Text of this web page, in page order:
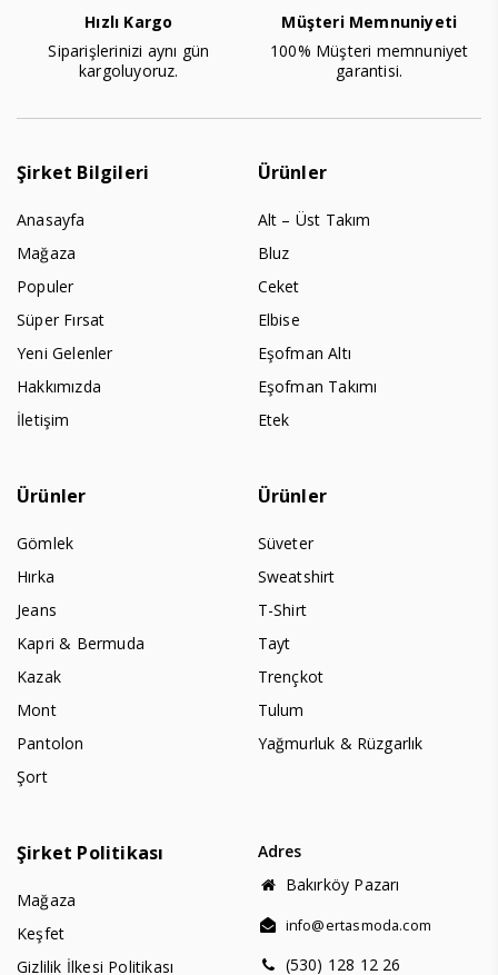
Hızlı Kargo
Siparişlerinizi aynı gün
kargoluyoruz.
Müşteri Memnuniyeti
100% Müşteri memnuniyet
garantisi.
Şirket Bilgileri
Anasayfa
Mağaza
Populer
Süper Fırsat
Yeni Gelenler
Hakkımızda
İletişim
Ürünler
Alt – Üst Takım
Bluz
Ceket
Elbise
Eşofman Altı
Eşofman Takımı
Etek
Ürünler
Gömlek
Hırka
Jeans
Kapri & Bermuda
Kazak
Mont
Pantolon
Şort
Ürünler
Süveter
Sweatshirt
T-Shirt
Tayt
Trençkot
Tulum
Yağmurluk & Rüzgarlık
Şirket Politikası
Mağaza
Keşfet
Gizlilik İlkesi Politikası
Adres
Bakırköy Pazarı
info@ertasmoda.com
(530) 128 12 26